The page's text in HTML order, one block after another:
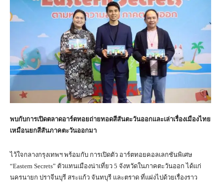
พบกับการเปิดตลาดอาร์ตทอยถ่ายทอดสีสันตะวันออกและเล่าเรื่องเมืองไทย
เหมือนยกสีสันภาคตะวันออกมา
ไว้ใจกลางกรุงเทพฯ พร้อมกับ การเปิดตัว อาร์ตทอยคอลเลกชันพิเศษ
“Eastern Secrets” ตัวแทนเมืองน่าเที่ยว 5 จังหวัดในภาคตะวันออก ได้แก่
นครนายก ปราจีนบุรี สระแก้ว จันทบุรี และตราด ที่แฝงไปด้วยเรื่องราว